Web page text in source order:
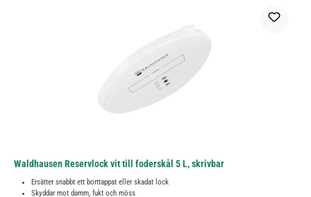
Waldhausen Reservlock vit till foderskål 5 L, skrivbar
Ersätter snabbt ett borttappat eller skadat lock
Skyddar mot damm, fukt och möss